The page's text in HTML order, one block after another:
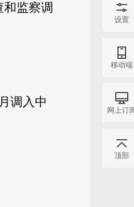
监察调
调入中
设置
移动端
网上订
顶部